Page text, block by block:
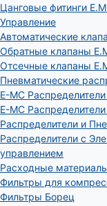
Цанговые фитинги
Управление
Автоматические
Обратные клапаны
Отсечные клапаны
Пневматические
E-MC
E-MC
Распределители и
Распределители с
управлением
Расходные
Фильтры для
Фильтры Борец